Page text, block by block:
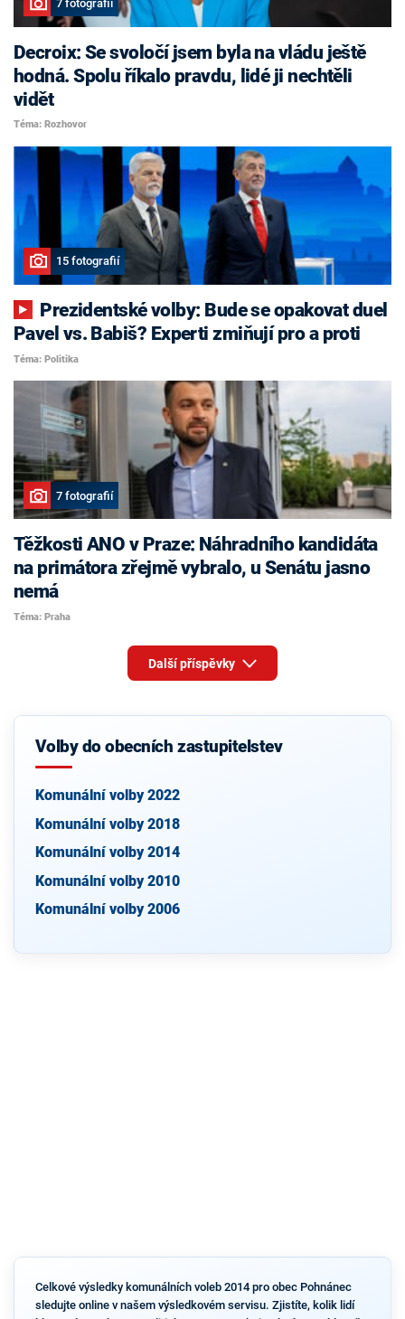
7 fotografií
Decroix: Se svoločí jsem byla na vládu ještě
hodná. Spolu říkalo pravdu, lidé ji nechtěli
vidět
Téma: Rozhovor
15 fotografií
Pavel vs. Babiš? Experti zmiňují pro a proti
Téma: Politika
7 fotografií
Těžkosti ANO v Praze: Náhradního kandidáta
na primátora zřejmě vybralo, u Senátu jasno
nemá
Téma: Praha
Další příspěvky
Volby do obecních zastupitelstev
Komunální volby 2022
Komunální volby 2018
Komunální volby 2014
Komunální volby 2010
Komunální volby 2006
Celkové výsledky komunálních voleb 2014 pro obec Pohnánec
sledujte online v našem výsledkovém servisu. Zjistíte, kolik lidí